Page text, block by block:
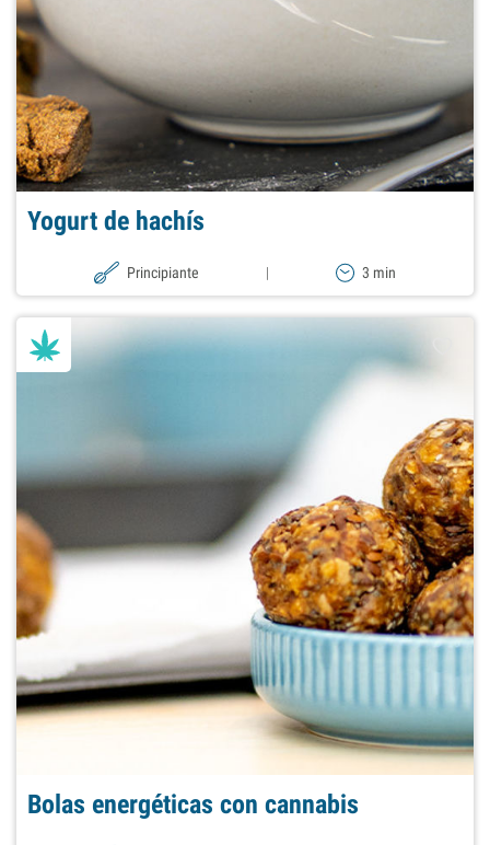
Yogurt de hachís
Principiante | 3 min
Bolas energéticas con cannabis